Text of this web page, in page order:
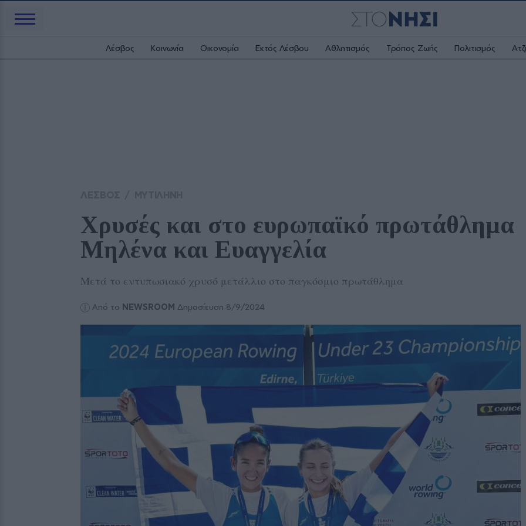
Λέσβος Κοινωνία Οικονομία Εκτός Λέσβου Αθλητισμός Τρόπος Ζωής Πολιτισμός
Χρυσές και στο ευρωπαϊκό πρωτάθλημα
Μηλένα και Ευαγγελία
Μετά το εντυπωσιακό χρυσό μετάλλιο στο παγκόσμιο πρωτάθλημα
Από το NEWSROOM Δημοσίευση 8/9/2024